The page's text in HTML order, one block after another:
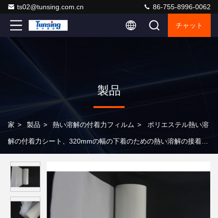
ts02@tunsing.com.cn 86-755-8996-0062
チャット
製品
家 > 製品 > 熱い溶解の付着力フィルム > ポリエステル熱い溶
解の付着力シート、320mmの幅の下着のための熱い溶解の接着剤